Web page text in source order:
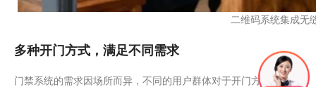
二维码系统集成无
多种开门方式，满足不同需求
门禁系统的需求因场所而异，不同的用户群体对于开门方式的要求